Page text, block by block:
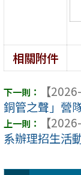
相關附件
【
銅管之聲」營
【
系辦理招生活